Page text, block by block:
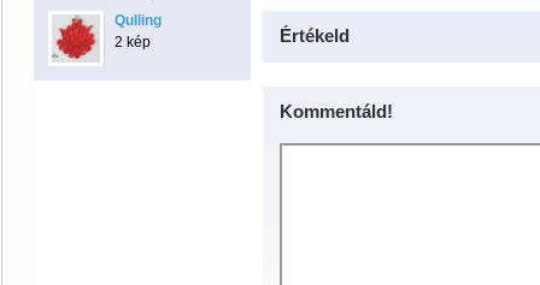
Qulling
2 kép
Értékeld
Kommentáld!